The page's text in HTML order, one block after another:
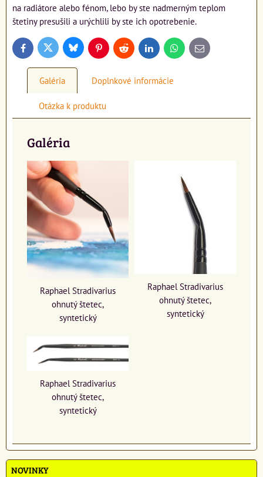
na radiátore alebo fénom, lebo by ste nadmerným teplom
štetiny presušili a urýchlili by ste ich opotrebenie.
FacebookTwitter BlueskyPinterestReddit LinkedInWhatsApp
E-
mail
Galéria Doplnkové informácie
Otázka k produktu
Galéria
Raphael Stradivarius
ohnutý štetec,
syntetický
Raphael Stradivarius
ohnutý štetec,
syntetický
Raphael Stradivarius
ohnutý štetec,
syntetický
NOVINKY